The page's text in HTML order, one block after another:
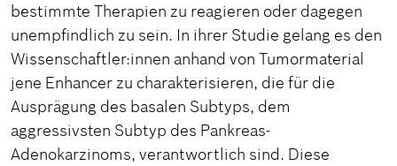
bestimmte Therapien zu reagieren oder dagegen
unempfindlich zu sein. In ihrer Studie gelang es den
Wissenschaftler:innen anhand von Tumormaterial
jene Enhancer zu charakterisieren, die für die
Ausprägung des basalen Subtyps, dem
aggressivsten Subtyp des Pankreas-
Adenokarzinoms, verantwortlich sind. Diese